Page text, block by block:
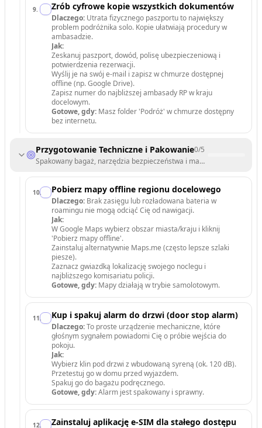
9. Zrób cyfrowe kopie wszystkich dokumentów
Dlaczego: Utrata fizycznego paszportu to największy
problem podróżnika solo. Kopie ułatwiają procedury w
ambasadzie.
Jak:
Zeskanuj paszport, dowód, polisę ubezpieczeniową i
potwierdzenia rezerwacji.
Wyślij je na swój e-mail i zapisz w chmurze dostępnej
offline (np. Google Drive).
Zapisz numer do najbliższej ambasady RP w kraju
docelowym.
Gotowe, gdy: Masz folder 'Podróż' w chmurze dostępny
bez internetu.
Przygotowanie Techniczne i Pakowanie0/5
Spakowany bagaż, narzędzia bezpieczeństwa i mapy gotowe do
10. Pobierz mapy offline regionu docelowego
Dlaczego: Brak zasięgu lub rozładowana bateria w
roamingu nie mogą odciąć Cię od nawigacji.
Jak:
W Google Maps wybierz obszar miasta/kraju i kliknij
'Pobierz mapy offline'.
Zainstaluj alternatywnie Maps.me (często lepsze szlaki
piesze).
Zaznacz gwiazdką lokalizację swojego noclegu i
najbliższego komisariatu policji.
Gotowe, gdy: Mapy działają w trybie samolotowym.
11. Kup i spakuj alarm do drzwi (door stop alarm)
Dlaczego:To proste urządzenie mechaniczne, które
głośnym sygnałem powiadomi Cię o próbie wejścia do
pokoju.
Jak:
Wybierz klin pod drzwi z wbudowaną syreną (ok. 120 dB).
Przetestuj go w domu przed wyjazdem.
Spakuj go do bagażu podręcznego.
Gotowe, gdy:Alarm jest spakowany i sprawny.
12.
Zainstaluj aplikację e-SIM dla stałego dostępu